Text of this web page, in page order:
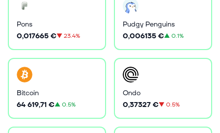
Pons
0,017665 €▼23.4%
Pudgy Penguins
0,006135 €▲0.1%
Bitcoin
64 619,71 €▲0.5%
Ondo
0,37327 €▼0.5%